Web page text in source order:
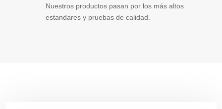
Nuestros productos pasan por los más altos
estandares y pruebas de calidad.